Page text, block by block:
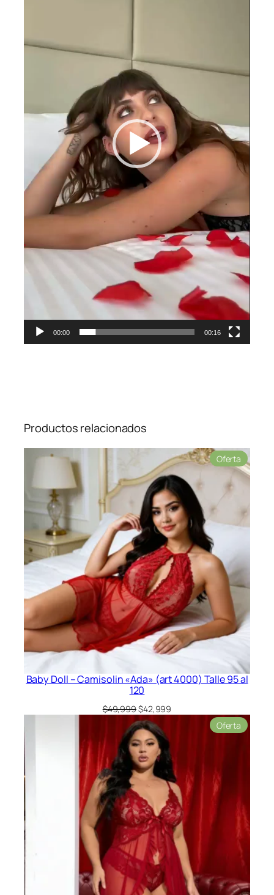
00:00 00:16
Productos relacionados
Oferta
en
oferta
Baby Doll – Camisolin «Ada» (art 4000) Talle 95 al
120
$49,999El
precio
original
era:
$49,999.
$42,999
$42,999.
Oferta
en